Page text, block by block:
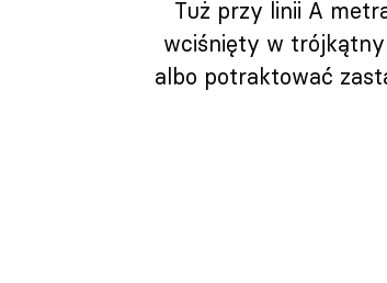
Tuż przy linii A
wciśnięty w trójkątny
albo potraktować